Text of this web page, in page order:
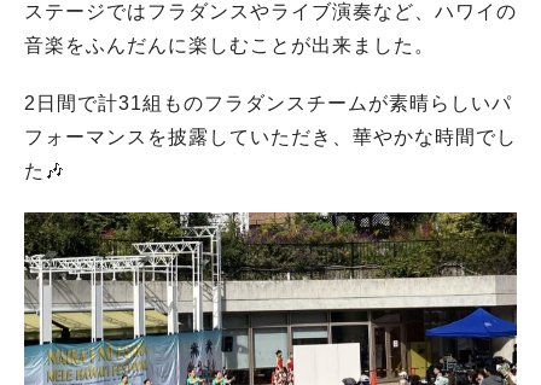
ステージではフラダンスやライブ演奏など、ハワイの
音楽をふんだんに楽しむことが出来ました。
2日間で計31組ものフラダンスチームが素晴らしいパ
フォーマンスを披露していただき、華やかな時間でし
た🎶